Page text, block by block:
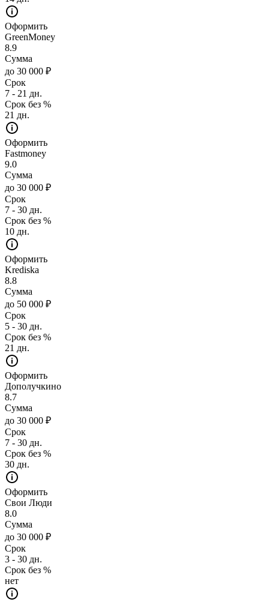
Оформить
GreenMoney
8.9
Сумма
до 30 000 ₽
Срок
7 - 21 дн.
Срок без %
21 дн.
Оформить
Fastmoney
9.0
Сумма
до 30 000 ₽
Срок
7 - 30 дн.
Срок без %
10 дн.
Оформить
Krediska
8.8
Сумма
до 50 000 ₽
Срок
5 - 30 дн.
Срок без %
21 дн.
Оформить
Дополучкино
8.7
Сумма
до 30 000 ₽
Срок
7 - 30 дн.
Срок без %
30 дн.
Оформить
Свои Люди
8.0
Сумма
до 30 000 ₽
Срок
3 - 30 дн.
Срок без %
нет